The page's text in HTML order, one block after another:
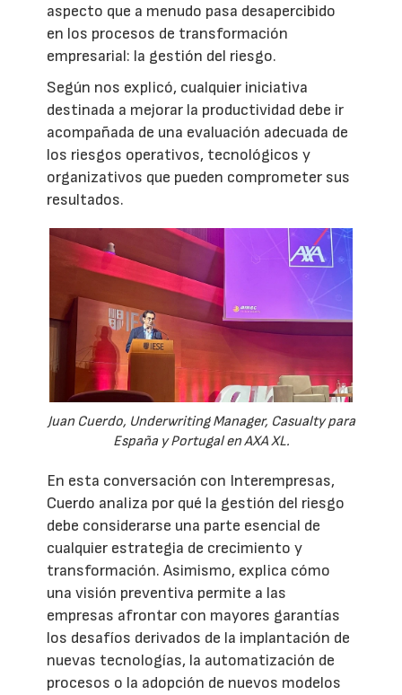
aspecto que a menudo pasa desapercibido
en los procesos de transformación
empresarial: la gestión del riesgo.
Según nos explicó, cualquier iniciativa
destinada a mejorar la productividad debe ir
acompañada de una evaluación adecuada de
los riesgos operativos, tecnológicos y
organizativos que pueden comprometer sus
resultados.
Juan Cuerdo, Underwriting Manager, Casualty para
España y Portugal en AXA XL.
En esta conversación con Interempresas,
Cuerdo analiza por qué la gestión del riesgo
debe considerarse una parte esencial de
cualquier estrategia de crecimiento y
transformación. Asimismo, explica cómo
una visión preventiva permite a las
empresas afrontar con mayores garantías
los desafíos derivados de la implantación de
nuevas tecnologías, la automatización de
procesos o la adopción de nuevos modelos